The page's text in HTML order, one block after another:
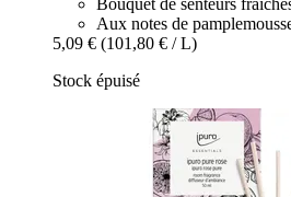
Bouquet de senteurs
Aux notes de
5,09 € (101,80 € / L)
Stock épuisé